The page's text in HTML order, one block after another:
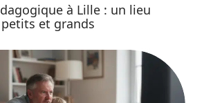
à Lille : un lieu
petits et grands